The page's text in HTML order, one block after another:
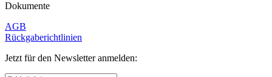
Dokumente
AGB
Rückgaberichtlinien
Jetzt für den Newsletter anmelden: